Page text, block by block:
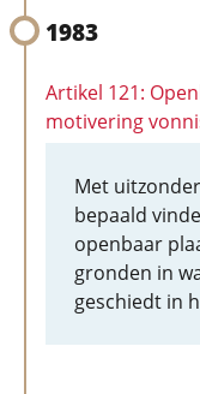
1983
Artikel 121:
motivering
Met
bepaald
openbaar
gronden in
geschiedt in